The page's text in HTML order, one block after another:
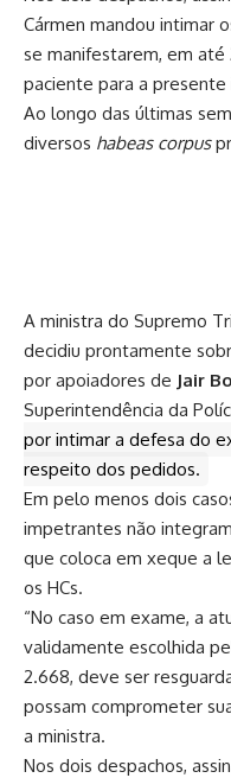
Cármen mandou intimar
se manifestarem, em até
paciente para a presente
Ao longo das últimas
diversos habeas corpus
A ministra do Supremo
decidiu prontamente
por apoiadores de Jair
Superintendência da
por intimar a defesa do
respeito dos pedidos.
Em pelo menos dois
impetrantes não
que coloca em xeque a
os HCs.
“No caso em exame, a
validamente escolhida
2.668, deve ser
possam comprometer
a ministra.
Nos dois despachos,